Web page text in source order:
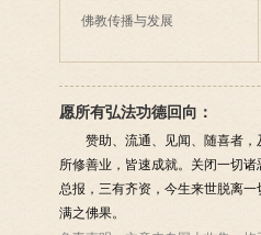
佛教传播与发展
愿所有弘法功德回向：
赞助、流通、见闻、随喜者
所修善业，皆速成就。关闭一切
总报，三有齐资，今生来世脱离
满之佛果。